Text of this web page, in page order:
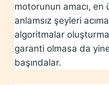
motorunun amacı,
anlamsız şeyleri
algoritmalar
garanti olmasa da
başındalar.